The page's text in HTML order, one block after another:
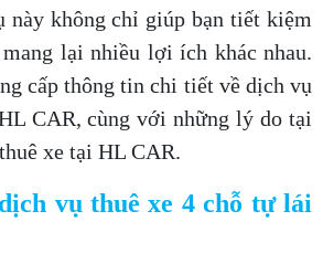
này không chỉ giúp bạn tiết kiệm
lại nhiều lợi ích khác nhau.
cấp thông tin chi tiết về dịch vụ
CAR, cùng với những lý do tại
xe tại HL CAR.
vụ thuê xe 4 chỗ tự lái